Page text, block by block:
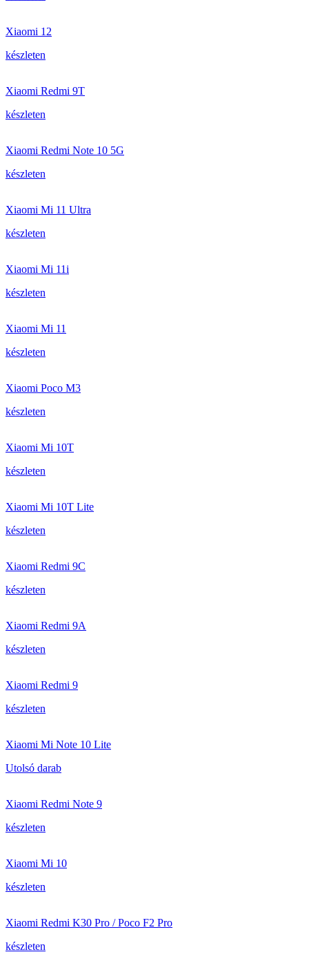
Xiaomi 12
készleten
Xiaomi Redmi 9T
készleten
Xiaomi Redmi Note 10 5G
készleten
Xiaomi Mi 11 Ultra
készleten
Xiaomi Mi 11i
készleten
Xiaomi Mi 11
készleten
Xiaomi Poco M3
készleten
Xiaomi Mi 10T
készleten
Xiaomi Mi 10T Lite
készleten
Xiaomi Redmi 9C
készleten
Xiaomi Redmi 9A
készleten
Xiaomi Redmi 9
készleten
Xiaomi Mi Note 10 Lite
Utolsó darab
Xiaomi Redmi Note 9
készleten
Xiaomi Mi 10
készleten
Xiaomi Redmi K30 Pro / Poco F2 Pro
készleten